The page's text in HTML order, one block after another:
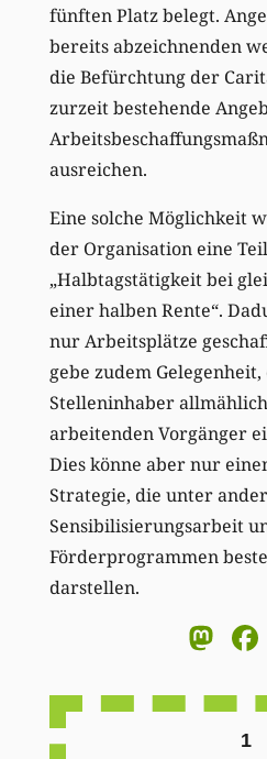
fünften Platz belegt.
bereits abzeichnenden
die Befürchtung der
zurzeit bestehende
ausreichen.
Eine solche Möglichkeit
der Organisation eine
„Halbtagstätigkeit bei
einer halben Rente“.
nur Arbeitsplätze
gebe zudem
Stelleninhaber
arbeitenden Vorgänger
Dies könne aber nur
Strategie, die unter
Sensibilisierungsarbeit
Förderprogrammen
darstellen.
1